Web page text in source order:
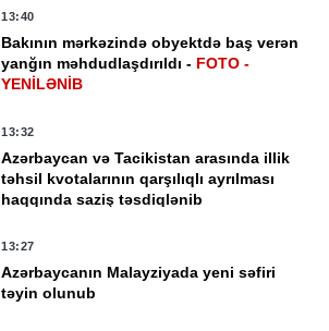
13:40
Bakının mərkəzində obyektdə baş verən
yanğın məhdudlaşdırıldı - FOTO -
YENİLƏNİB
13:32
Azərbaycan və Tacikistan arasında illik
təhsil kvotalarının qarşılıqlı ayrılması
haqqında saziş təsdiqlənib
13:27
Azərbaycanın Malayziyada yeni səfiri
təyin olunub